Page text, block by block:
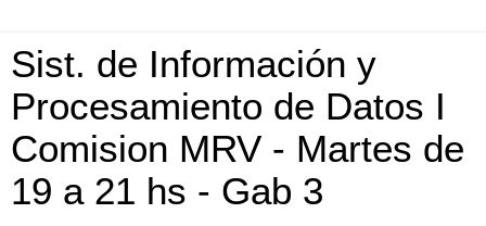
Sist. de Información y
Procesamiento de Datos I
Comision MRV - Martes de
19 a 21 hs - Gab 3